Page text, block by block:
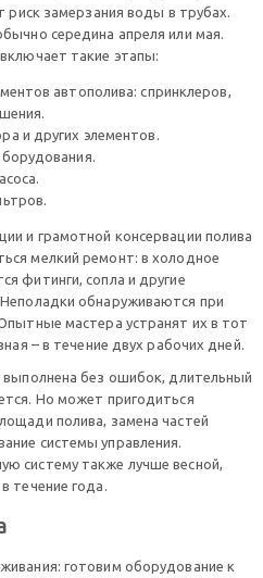
риск замерзания воды в трубах.
середина апреля или мая.
такие этапы:
автополива: спринклеров,
и других элементов.
и грамотной консервации полива
мелкий ремонт: в холодное
фитинги, сопла и другие
обнаруживаются при
мастера устранят их в тот
– в течение двух рабочих дней.
выполнена без ошибок, длительный
Но может пригодиться
полива, замена частей
системы управления.
систему также лучше весной,
течение года.
готовим оборудование к